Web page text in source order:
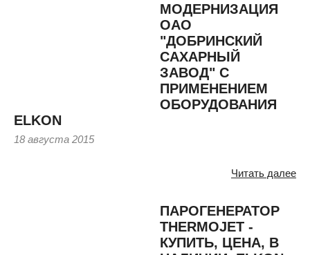
МОДЕРНИЗАЦИЯ
ОАО
"ДОБРИНСКИЙ
САХАРНЫЙ
ЗАВОД" С
ПРИМЕНЕНИЕМ
ОБОРУДОВАНИЯ
ELKON
18 августа 2015
Читать далее
ПАРОГЕНЕРАТОР
THERMOJET -
КУПИТЬ, ЦЕНА, В